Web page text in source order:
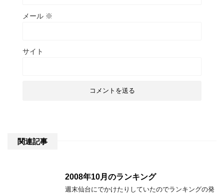
メール ※
サイト
関連記事
2008年10月のランキング
週末仙台にでかけたりしていたのでランキングの発